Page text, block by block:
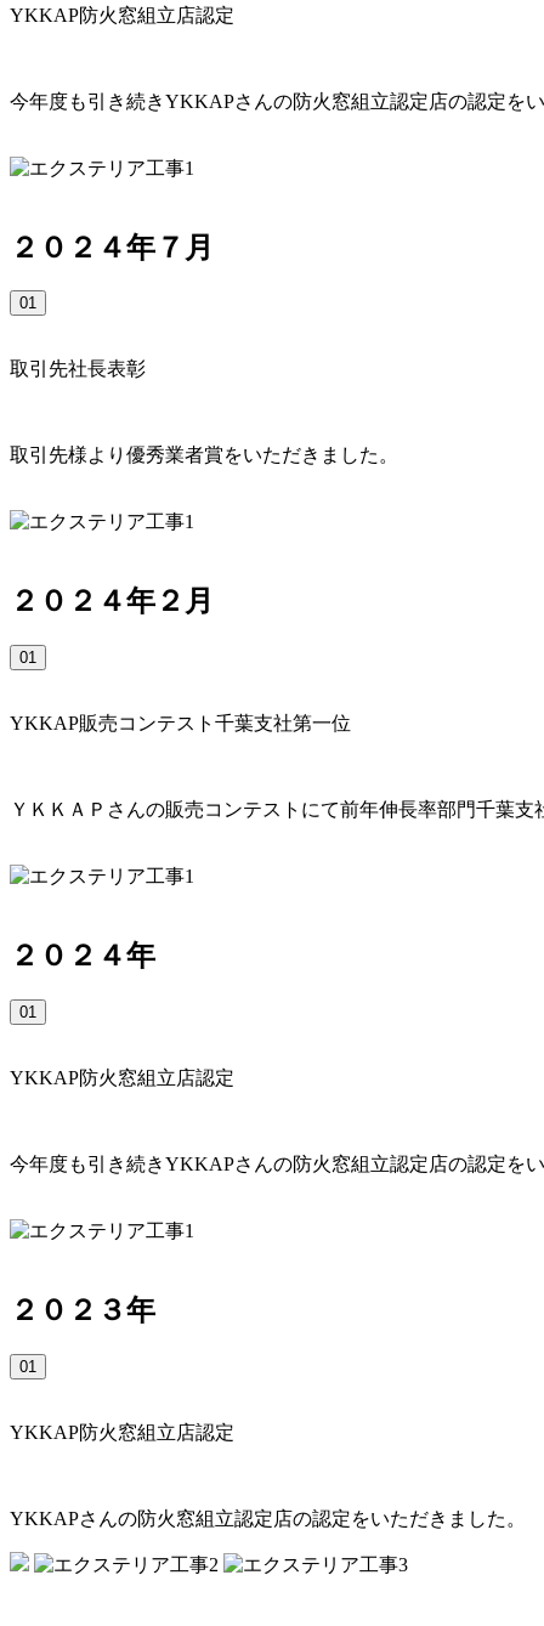
YKKAP防火窓組立店認定
今年度も引き続きYKKAPさんの防火窓組立認定店の認定をい
２０２４年７月
01
取引先社長表彰
取引先様より優秀業者賞をいただきました。
２０２４年２月
01
YKKAP販売コンテスト千葉支社第一位
ＹＫＫＡＰさんの販売コンテストにて前年伸長率部門千葉
２０２４年
01
YKKAP防火窓組立店認定
今年度も引き続きYKKAPさんの防火窓組立認定店の認定をい
２０２３年
01
YKKAP防火窓組立店認定
YKKAPさんの防火窓組立認定店の認定をいただきました。